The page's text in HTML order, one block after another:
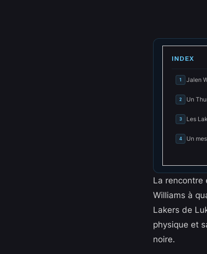
INDEX
1 Jalen
2 Un
3 Les
4 Un
La rencontre
Williams à
Lakers de
physique et
noire.